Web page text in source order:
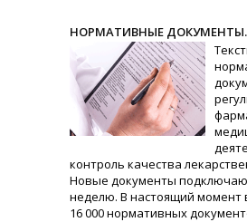
НОРМАТИВНЫЕ ДОКУМЕНТЫ.
контроль качества
Новые документы
неделю. В настоящий момент
16 000 нормативных